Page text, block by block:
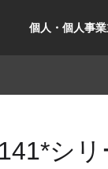
個人・個人事
シリ